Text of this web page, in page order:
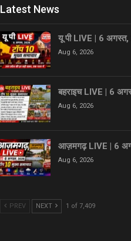
Latest News
यू पी LIVE | 6
Aug 6, 2026
बहराइच LIVE | 6
Aug 6, 2026
आज़मगढ़ LIVE | 6
Aug 6, 2026
PREV NEXT 1 of 7,409